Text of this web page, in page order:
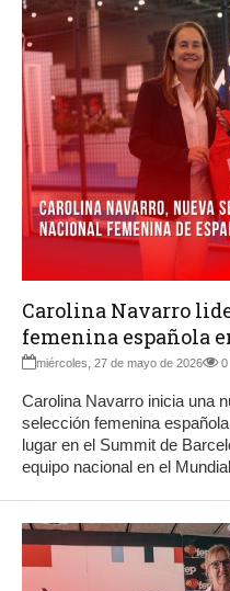
Carolina Navarro
femenina española
miércoles, 27 de mayo de 2026 0
Carolina Navarro inicia una
selección femenina
lugar en el Summit de
equipo nacional en el